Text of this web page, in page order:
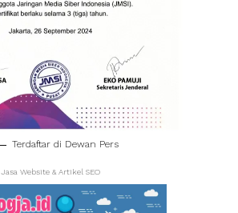
Terdaftar di Dewan Pers
Jasa Website & Artikel SEO